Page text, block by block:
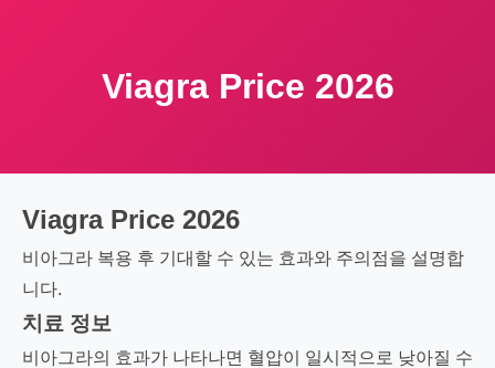
Viagra Price 2026
Viagra Price 2026
비아그라 복용 후 기대할 수 있는 효과와 주의점을 설명합
니다.
치료 정보
비아그라의 효과가 나타나면 혈압이 일시적으로 낮아질 수